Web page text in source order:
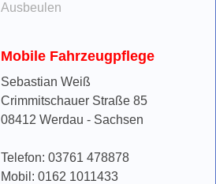
Ausbeulen
Mobile Fahrzeugpflege
Sebastian Weiß
Crimmitschauer Straße 85
08412 Werdau - Sachsen
Telefon: 03761 478878
Mobil: 0162 1011433